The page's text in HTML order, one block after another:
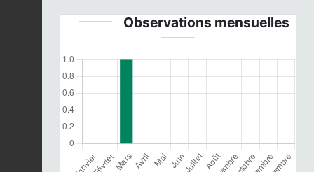
Observations mensuelles